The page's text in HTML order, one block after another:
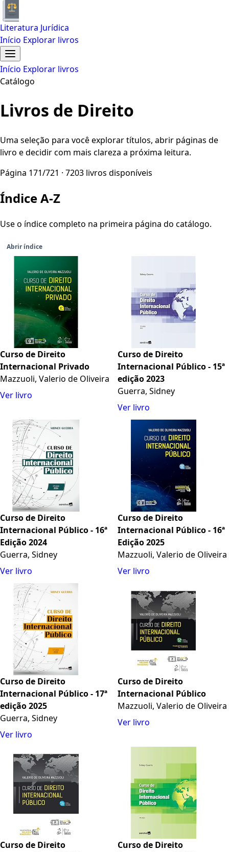
Literatura Jurídica
Início Explorar livros
Início Explorar livros
Catálogo
Livros de Direito
Uma seleção para você explorar títulos, abrir páginas de
livro e decidir com mais clareza a próxima leitura.
Página 171/721 · 7203 livros disponíveis
Índice A-Z
Use o índice completo na primeira página do catálogo.
Abrir índice
Curso de Direito
Internacional Privado
Mazzuoli, Valerio de Oliveira
Ver livro
Curso de Direito
Internacional Público - 15ª
edição 2023
Guerra, Sidney
Ver livro
Curso de Direito
Internacional Público - 16ª
Edição 2024
Guerra, Sidney
Ver livro
Curso de Direito
Internacional Público - 16ª
Edição 2025
Mazzuoli, Valerio de Oliveira
Ver livro
Curso de Direito
Internacional Público - 17ª
edição 2025
Guerra, Sidney
Ver livro
Curso de Direito
Internacional Público
Mazzuoli, Valerio de Oliveira
Ver livro
Curso de Direito
Curso de Direito